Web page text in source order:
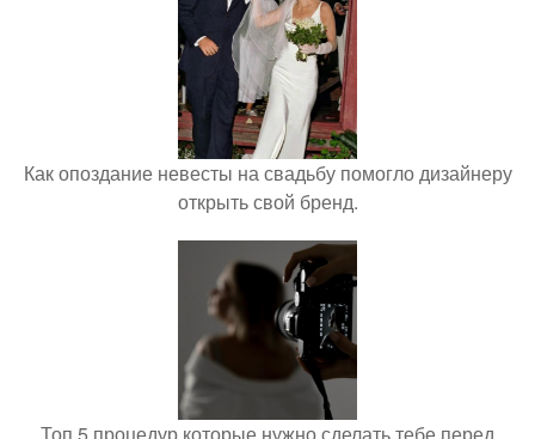
Как опоздание невесты на свадьбу помогло дизайнеру
открыть свой бренд.